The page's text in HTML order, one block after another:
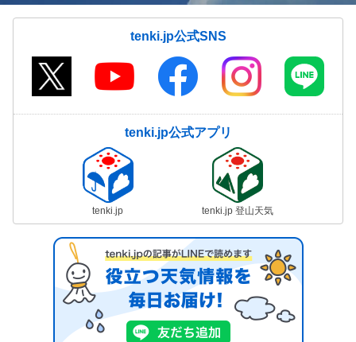
tenki.jp公式SNS
tenki.jp公式アプリ
tenki.jp tenki.jp 登山天気